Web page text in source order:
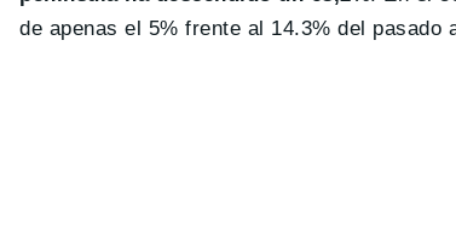
de apenas el 5% frente al 14.3% del pasado